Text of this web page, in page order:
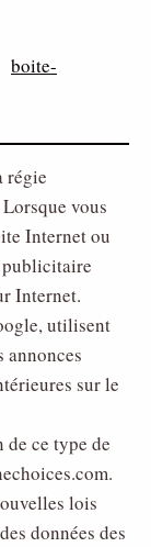
boite-
régie
vous
Internet ou
publicitaire
Internet.
utilisent
annonces
sur le
de ce type de
lois
données des